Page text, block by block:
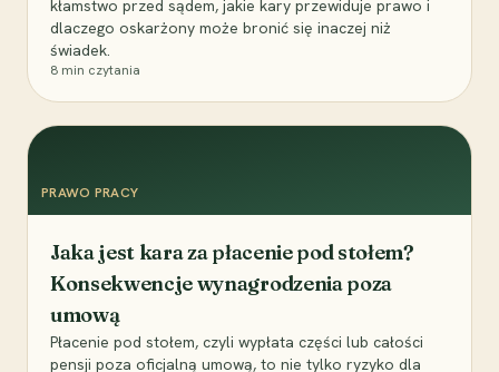
kłamstwo przed sądem, jakie kary przewiduje prawo i
dlaczego oskarżony może bronić się inaczej niż
świadek.
8 min czytania
PRAWO PRACY
Jaka jest kara za płacenie pod stołem?
Konsekwencje wynagrodzenia poza
umową
Płacenie pod stołem, czyli wypłata części lub całości
pensji poza oficjalną umową, to nie tylko ryzyko dla